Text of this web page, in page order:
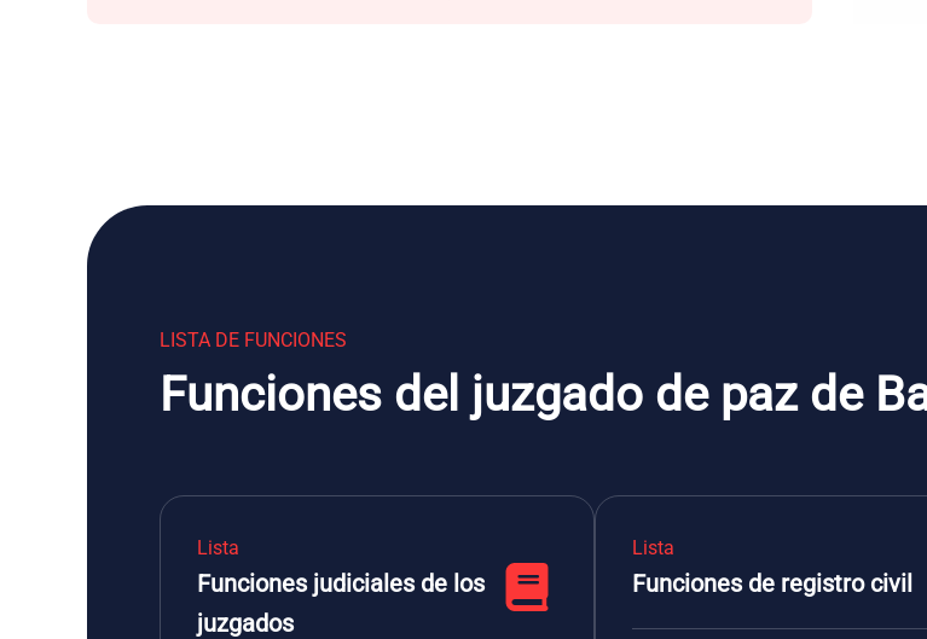
LISTA DE FUNCIONES
Funciones del juzgado de paz de
Lista
Funciones judiciales de los
juzgados
Lista
Funciones de registro civil